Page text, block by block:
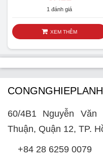
1 đánh giá
XEM THÊM
60/4B1 Nguyễn
Thuận, Quận 12, TP.
+84 28 6259 0079